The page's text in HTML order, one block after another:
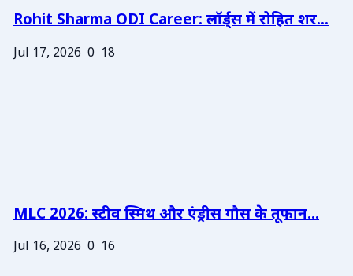
Rohit Sharma ODI Career: लॉर्ड्स में रोहित शर...
Jul 17, 2026 0 18
MLC 2026: स्टीव स्मिथ और एंड्रीस गौस के तूफान...
Jul 16, 2026 0 16